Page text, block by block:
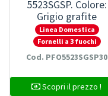
5523SGSP. Colore:
Grigio grafite
Linea Domestica
Fornelli a 3 fuochi
Cod. PFO5523SGSP30
Scopri il prezzo !